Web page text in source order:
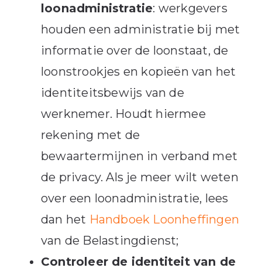
loonadministratie: werkgevers
houden een administratie bij met
informatie over de loonstaat, de
loonstrookjes en kopieën van het
identiteitsbewijs van de
werknemer. Houdt hiermee
rekening met de
bewaartermijnen in verband met
de privacy. Als je meer wilt weten
over een loonadministratie, lees
dan het Handboek Loonheffingen
van de Belastingdienst;
Controleer de identiteit van de